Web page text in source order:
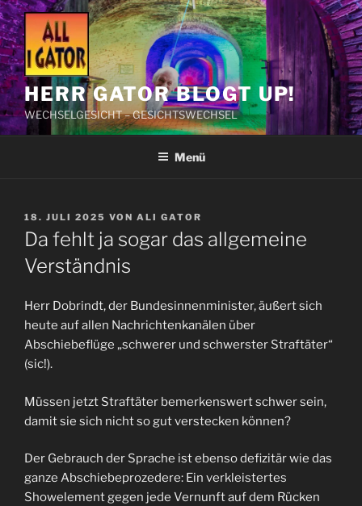
Zum
Inhalt
springen
HERR GATOR BLOGT UP!
WECHSELGESICHT – GESICHTSWECHSEL
Menü
VERÖFFENTLICHT
AM
18. JULI 2025 VON ALI GATOR
Da fehlt ja sogar das allgemeine
Verständnis
Herr Dobrindt, der Bundesinnenminister, äußert sich
heute auf allen Nachrichtenkanälen über
Abschiebeflüge „schwerer und schwerster Straftäter“
(sic!).
Müssen jetzt Straftäter bemerkenswert schwer sein,
damit sie sich nicht so gut verstecken können?
Der Gebrauch der Sprache ist ebenso defizitär wie das
ganze Abschiebeprozedere: Ein verkleistertes
Showelement gegen jede Vernunft auf dem Rücken